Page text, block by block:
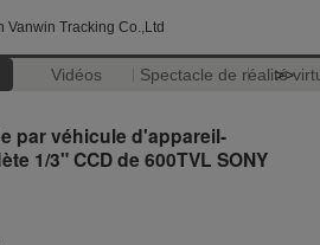
Vanwin Tracking Co.,Ltd
Vidéos Spectacle de réalité
>>
par véhicule d'appareil-
1/3" CCD de 600TVL SONY